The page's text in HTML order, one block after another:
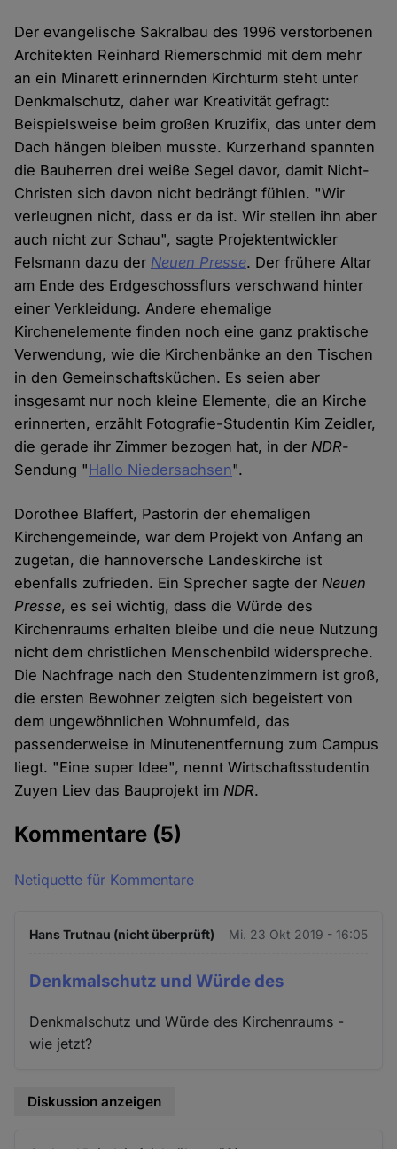
Der evangelische Sakralbau des 1996 verstorbenen
Architekten Reinhard Riemerschmid mit dem mehr
an ein Minarett erinnernden Kirchturm steht unter
Denkmalschutz, daher war Kreativität gefragt:
Beispielsweise beim großen Kruzifix, das unter dem
Dach hängen bleiben musste. Kurzerhand spannten
die Bauherren drei weiße Segel davor, damit Nicht-
Christen sich davon nicht bedrängt fühlen. "Wir
verleugnen nicht, dass er da ist. Wir stellen ihn aber
auch nicht zur Schau", sagte Projektentwickler
Felsmann dazu der Neuen Presse. Der frühere Altar
am Ende des Erdgeschossflurs verschwand hinter
einer Verkleidung. Andere ehemalige
Kirchenelemente finden noch eine ganz praktische
Verwendung, wie die Kirchenbänke an den Tischen
in den Gemeinschaftsküchen. Es seien aber
insgesamt nur noch kleine Elemente, die an Kirche
erinnerten, erzählt Fotografie-Studentin Kim Zeidler,
die gerade ihr Zimmer bezogen hat, in derNDR-
Sendung "Hallo Niedersachsen".
Dorothee Blaffert, Pastorin der ehemaligen
Kirchengemeinde, war dem Projekt von Anfang an
zugetan, die hannoversche Landeskirche ist
ebenfalls zufrieden. Ein Sprecher sagte derNeuen
Presse, es sei wichtig, dass die Würde des
Kirchenraums erhalten bleibe und die neue Nutzung
nicht dem christlichen Menschenbild widerspreche.
Die Nachfrage nach den Studentenzimmern ist groß,
die ersten Bewohner zeigten sich begeistert von
dem ungewöhnlichen Wohnumfeld, das
passenderweise in Minutenentfernung zum Campus
liegt. "Eine super Idee", nennt Wirtschaftsstudentin
Zuyen Liev das Bauprojekt imNDR.
Kommentare (5)
Netiquette für Kommentare
Hans Trutnau (nicht überprüft) Mi. 23 Okt 2019 - 16:05
Denkmalschutz und Würde des
Denkmalschutz und Würde des Kirchenraums -
wie jetzt?
Diskussion anzeigen